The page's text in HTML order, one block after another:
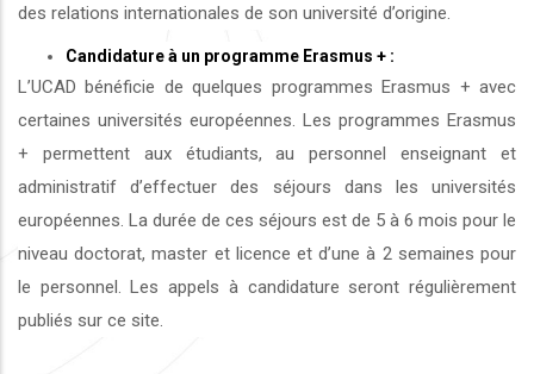
des relations internationales de son université d’origine.
Candidature à un programme Erasmus + :
L’UCAD bénéficie de quelques programmes Erasmus + avec
certaines universités européennes. Les programmes Erasmus
+ permettent aux étudiants, au personnel enseignant et
administratif d’effectuer des séjours dans les universités
européennes. La durée de ces séjours est de 5 à 6 mois pour le
niveau doctorat, master et licence et d’une à 2 semaines pour
le personnel. Les appels à candidature seront régulièrement
publiés sur ce site.